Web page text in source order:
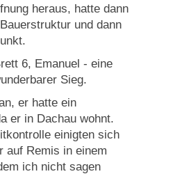
heraus, hatte dann
und dann
6, Emanuel - eine
Sieg.
er hatte ein
er in Dachau wohnt.
einigten sich
auf Remis in einem
ich nicht sagen